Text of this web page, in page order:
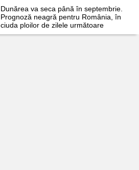
Dunărea va seca până în septembrie.
Prognoză neagră pentru România, în
ciuda ploilor de zilele următoare